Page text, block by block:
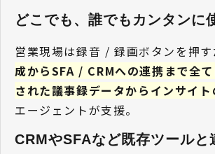
どこでも、誰でもカンタンに
営業現場は録音 / 録画ボタンを押す
成からSFA / CRMへの連携まで全
された議事録データからインサイト
エージェントが支援。
CRMやSFAなど既存ツールと